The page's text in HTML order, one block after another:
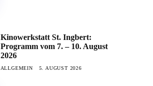
Kinowerkstatt St. Ingbert:
Programm vom 7. – 10. August
2026
ALLGEMEIN 5. AUGUST 2026